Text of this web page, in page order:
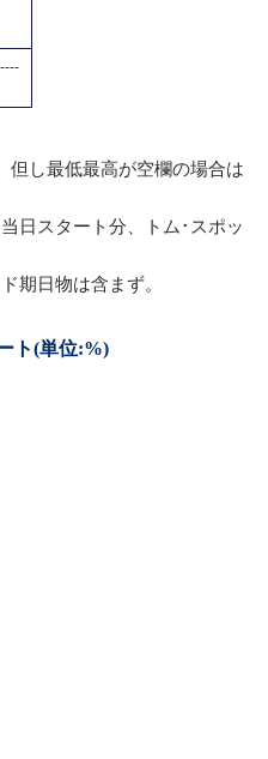
但し最低最高が空欄の場合は
日スタート分、トム･スポッ
期日物は含まず。
ト(単位:%)